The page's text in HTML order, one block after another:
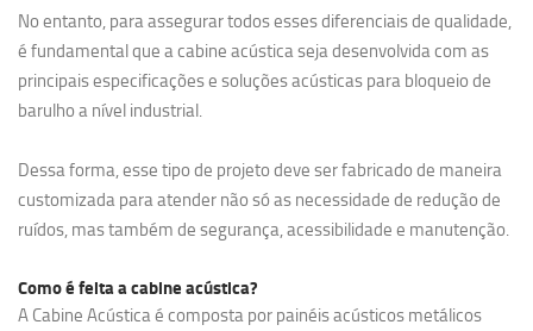
No entanto, para assegurar todos esses diferenciais de qualidade,
é fundamental que a cabine acústica seja desenvolvida com as
principais especificações e soluções acústicas para bloqueio de
barulho a nível industrial.
Dessa forma, esse tipo de projeto deve ser fabricado de maneira
customizada para atender não só as necessidade de redução de
ruídos, mas também de segurança, acessibilidade e manutenção.
Como é feita a cabine acústica?
A Cabine Acústica é composta por painéis acústicos metálicos